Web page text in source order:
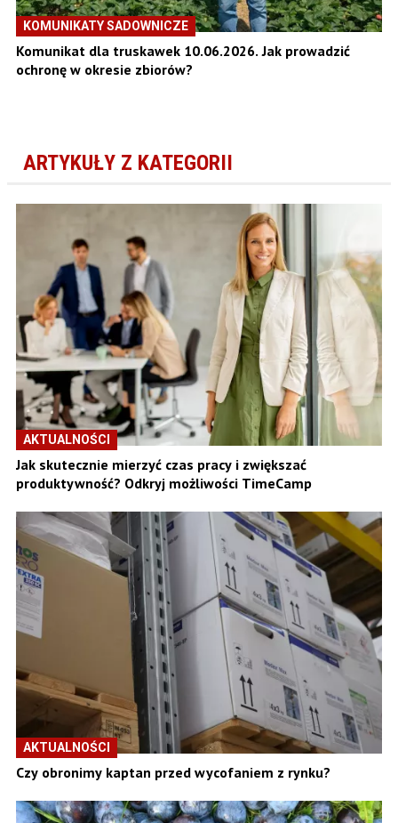
KOMUNIKATY SADOWNICZE
Komunikat dla truskawek 10.06.2026. Jak prowadzić
ochronę w okresie zbiorów?
ARTYKUŁY Z KATEGORII
AKTUALNOŚCI
Jak skutecznie mierzyć czas pracy i zwiększać
produktywność? Odkryj możliwości TimeCamp
AKTUALNOŚCI
Czy obronimy kaptan przed wycofaniem z rynku?